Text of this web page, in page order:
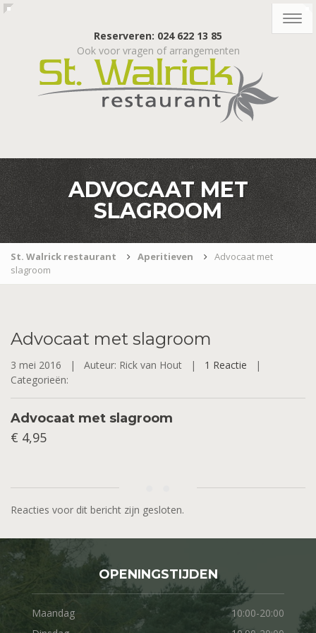
Reserveren: 024 622 13 85
Ook voor vragen of arrangementen
ADVOCAAT MET
SLAGROOM
St. Walrick restaurant Aperitieven
Advocaat met
slagroom
Advocaat met slagroom
3 mei 2016 | Auteur: Rick van Hout | 1 Reactie |
Categorieën:
Advocaat met slagroom
€ 4,95
Reacties voor dit bericht zijn gesloten.
OPENINGSTIJDEN
Maandag
10:00-20:00